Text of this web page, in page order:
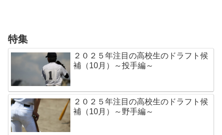
特集
２０２５年注目の高校生のドラフト候
補（10月）～投手編～
２０２５年注目の高校生のドラフト候
補（10月）～野手編～